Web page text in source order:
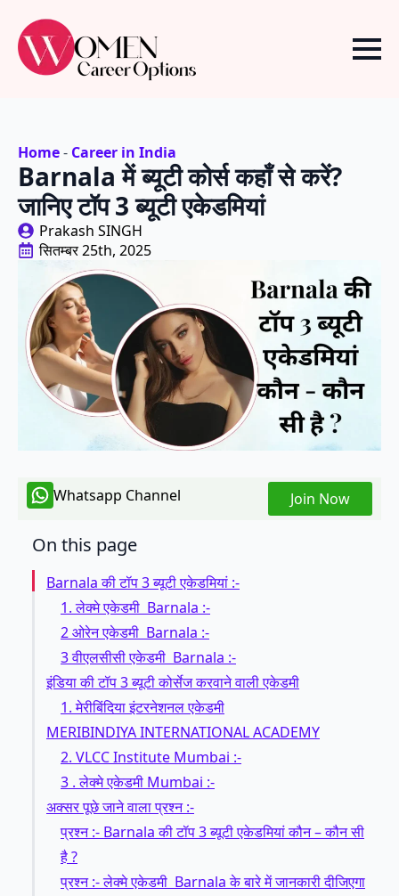
Home- Career in India
Barnala में ब्यूटी कोर्स कहाँ से करें?
जानिए टॉप 3 ब्यूटी एकेडमियां
Prakash SINGH
सितम्बर 25th, 2025
Whatsapp Channel Join Now
On this page
Barnala की टॉप 3 ब्यूटी एकेडमियां :-
1. लेक्मे एकेडमी Barnala :-
2 ओरेन एकेडमी Barnala :-
3 वीएलसीसी एकेडमी Barnala :-
इंडिया की टॉप 3 ब्यूटी कोर्सेज करवाने वाली एकेडमी
1. मेरीबिंदिया इंटरनेशनल एकेडमी
MERIBINDIYA INTERNATIONAL ACADEMY
2. VLCC Institute Mumbai :-
3 . लेक्मे एकेडमी Mumbai :-
अक्सर पूछे जाने वाला प्रश्न :-
प्रश्न :- Barnala की टॉप 3 ब्यूटी एकेडमियां कौन – कौन सी
है ?
प्रश्न :- लेक्मे एकेडमी Barnala के बारे में जानकारी दीजिएगा